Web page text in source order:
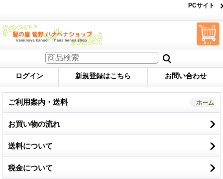
PCサイト
ログイン 新規登録はこちら お問い合わせ
ご利用案内・送料 ホーム
お買い物の流れ
送料について
税金について